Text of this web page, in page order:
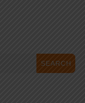
SEARCH